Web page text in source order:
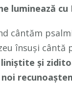
luminează cu
cântăm
însuși cântă
și